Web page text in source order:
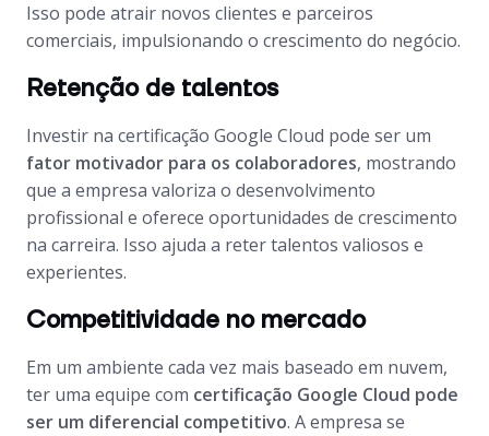
Isso pode atrair novos clientes e parceiros
comerciais, impulsionando o crescimento do negócio.
Retenção de talentos
Investir na certificação Google Cloud pode ser um
fator motivador para os colaboradores, mostrando
que a empresa valoriza o desenvolvimento
profissional e oferece oportunidades de crescimento
na carreira. Isso ajuda a reter talentos valiosos e
experientes.
Competitividade no mercado
Em um ambiente cada vez mais baseado em nuvem,
ter uma equipe com certificação Google Cloud pode
ser um diferencial competitivo. A empresa se